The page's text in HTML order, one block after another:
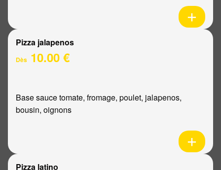
Pizza jalapenos
Dès 10.00 €
Base sauce tomate, fromage, poulet, jalapenos,
bousin, oignons
Pizza latino